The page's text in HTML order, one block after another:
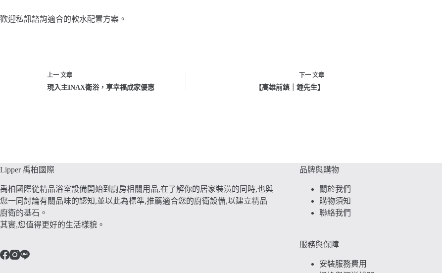
歡迎私訊諮詢適合的軟水配置方案。
上一 文章
現入主INAX衛浴，享幸福成家優惠
下一 文章
【高雄前鎮｜鍾先生】
Lipper 禹柏國際
禹柏國際從精品浴室設備開始到廚房相關用品,在了解你的居家裝潢的同時,也與
您一同討論有關品味的認知,並以此為標準,推薦適合您的廚衛設備,以建立精品
廚衛的基石。
其實,您值得更好的生活樣貌。
品牌與購物
關於我們
購物須知
聯絡我們
服務與保障
安裝服務費用